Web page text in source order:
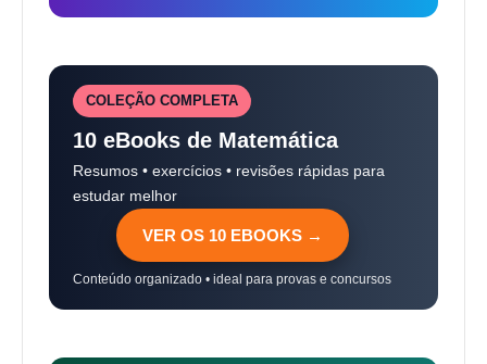
COLEÇÃO COMPLETA
10 eBooks de Matemática
Resumos • exercícios • revisões rápidas para
estudar melhor
VER OS 10 EBOOKS →
Conteúdo organizado • ideal para provas e concursos